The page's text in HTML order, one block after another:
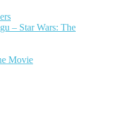
– Star Wars: The
Movie